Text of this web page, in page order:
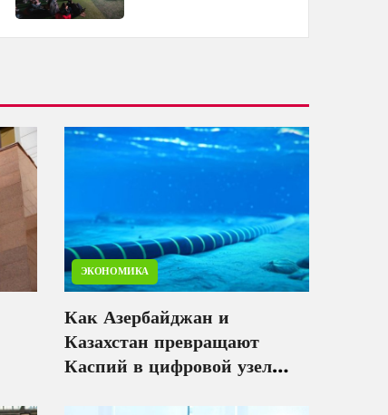
ЭКОНОМИКА
Как Азербайджан и
Казахстан превращают
Каспий в цифровой узел